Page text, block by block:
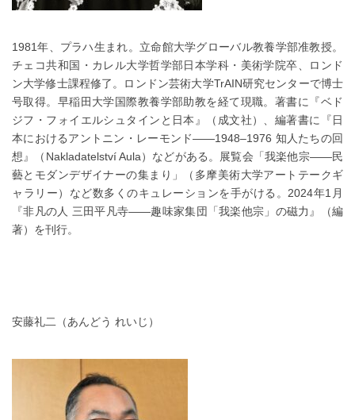
1981年、プラハ生まれ。立命館大学グローバル教養学部准教授。
チェコ共和国・カレル大学哲学部日本学科・美術学院卒、ロンド
ン大学修士課程修了。ロンドン芸術大学TrAIN研究センターで博士
号取得。早稲田大学国際教養学部助教を経て現職。著書に『ベド
ジフ・フォイエルシュタインと日本』（成文社）、編著書に『日
本におけるアントニン・レーモンド——1948–1976 知人たちの回
想』（Nakladatelství Aula）などがある。展覧会「我楽他宗——民
藝とモダンデザイナーの集まり」（多摩美術大学アートテークギ
ャラリー）など数多くのキュレーションを手がける。2024年1月
『非凡の人 三田平凡寺——趣味家集団「我楽他宗」の磁力』（編
著）を刊行。
安藤礼二（あんどう れいじ）